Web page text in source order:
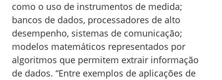
como o uso de instrumentos de medida;
bancos de dados, processadores de alto
desempenho, sistemas de comunicação;
modelos matemáticos representados por
algoritmos que permitem extrair informação
de dados. “Entre exemplos de aplicações de